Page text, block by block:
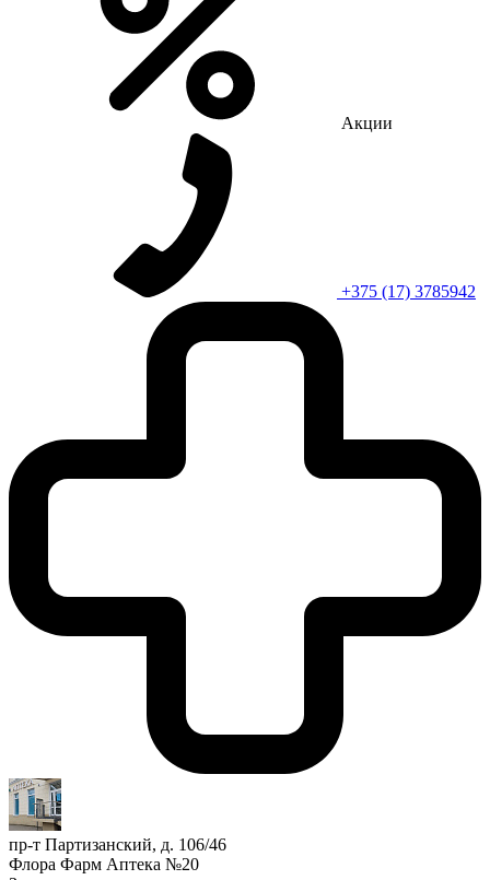
Акции
+375 (17) 3785942
пр-т Партизанский, д. 106/46
Флора Фарм Аптека №20